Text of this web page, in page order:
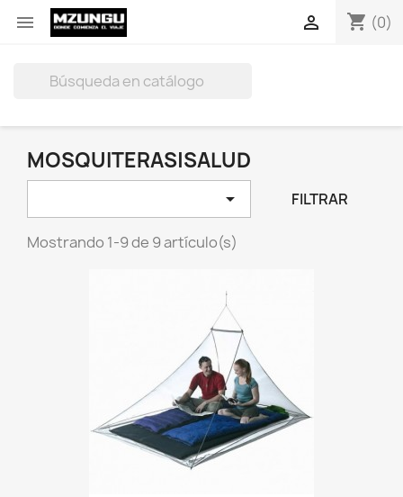
 shopping_cart (0)

MOSQUITERAS|SALUD
 FILTRAR
Mostrando 1-9 de 9 artículo(s)